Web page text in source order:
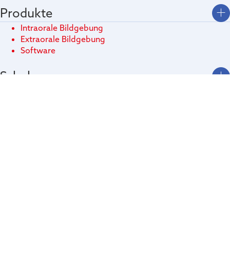
Produkte
Intraorale Bildgebung
Extraorale Bildgebung
Software
Schulung